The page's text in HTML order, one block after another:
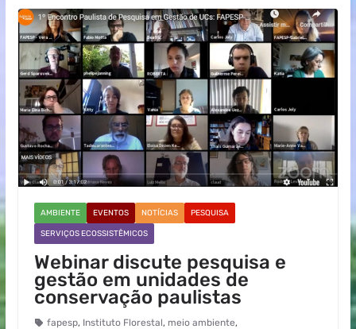
AMBIENTE EVENTOS NOTÍCIAS PESQUISA
SERVIÇOS ECOSSISTÊMICOS
Webinar discute pesquisa e
gestão em unidades de
conservação paulistas
fapesp, Instituto Florestal, meio ambiente,